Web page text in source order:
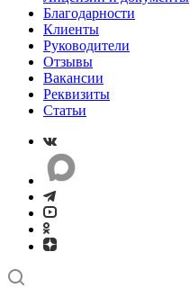
Благодарности
Клиенты
Руководители
Отзывы
Вакансии
Реквизиты
Статьи